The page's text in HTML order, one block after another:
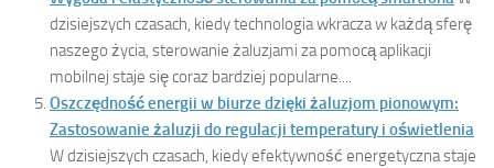
dzisiejszych czasach, kiedy technologia wkracza w każdą sferę
naszego życia, sterowanie żaluzjami za pomocą aplikacji
mobilnej staje się coraz bardziej popularne....
Oszczędność energii w biurze dzięki żaluzjom pionowym:
Zastosowanie żaluzji do regulacji temperatury i oświetlenia
W dzisiejszych czasach, kiedy efektywność energetyczna staje